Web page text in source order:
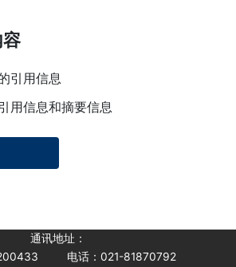
引用信息
用信息和摘要信息
通讯地址：
电话：021-81870792